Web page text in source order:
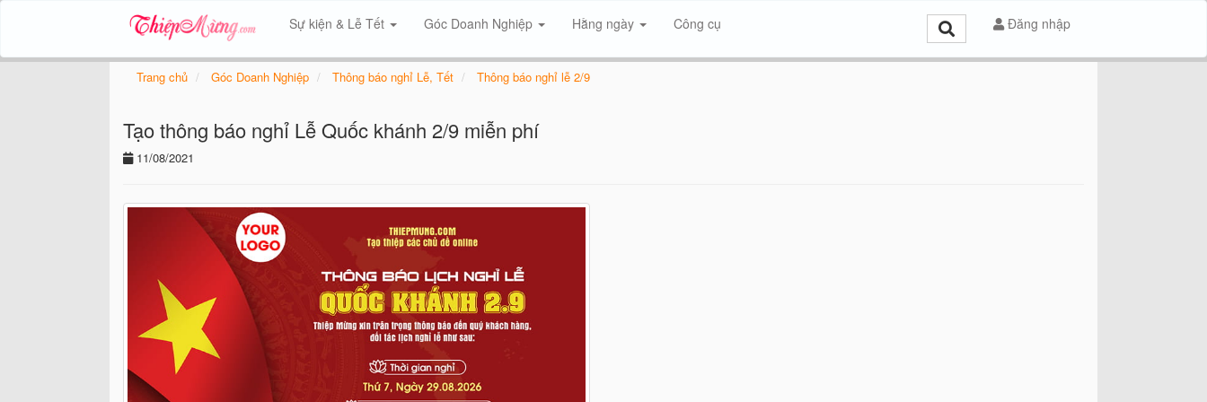
Sự kiện & Lễ Tết Góc Doanh Nghiệp Hằng ngày Công cụ Đăng nhập
Trang chủ Góc Doanh Nghiệp Thông báo nghỉ Lễ, Tết Thông báo nghỉ lễ 2/9
Tạo thông báo nghỉ Lễ Quốc khánh 2/9 miễn phí
11/08/2021